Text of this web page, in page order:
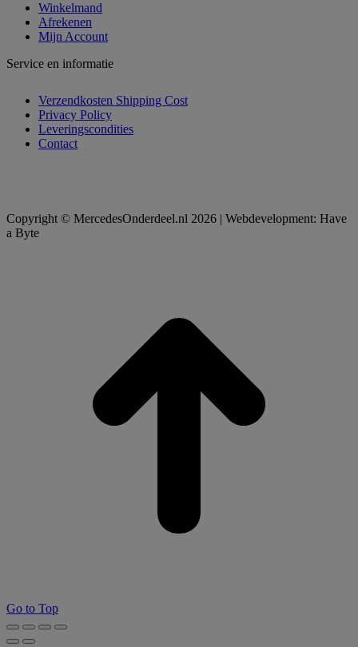
Winkelmand
Afrekenen
Mijn Account
Service en informatie
Verzendkosten Shipping Cost
Privacy Policy
Leveringscondities
Contact
Copyright © MercedesOnderdeel.nl 2026 | Webdevelopment: Have
a Byte
Go to Top